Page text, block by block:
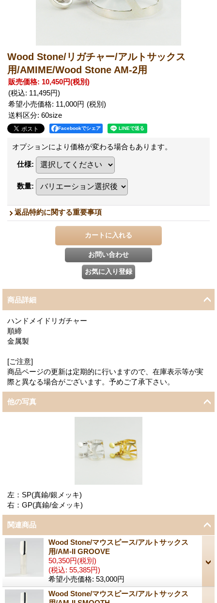
Wood Stone/リガチャー/アルトサックス
用/AMIME/Wood Stone AM-2用
販売価格: 10,450円(税別)
(税込: 11,495円)
希望小売価格: 11,000円
送料区分: 60size
Facebookでシェア
オプションにより価格が変わる場合もあります。
仕様:
数量:
返品特約に関する重要事項
商品詳細
ハンドメイドリガチャー
順締
金属製
[ご注意]
商品ページの更新は定期的に行いますので、在庫表示等が実
際と異なる場合がございます。予めご了承下さい。
他の写真
左：SP(真鍮/銀メッキ)
右：GP(真鍮/金メッキ)
関連商品
Wood Stone/マウスピース/アルトサックス
用/AM-II GROOVE
50,350円(税別)
(税込: 55,385円)
希望小売価格: 53,000円
Wood Stone/マウスピース/アルトサックス